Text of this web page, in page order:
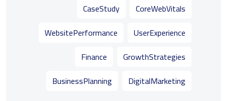
CaseStudy
CoreWebVitals
WebsitePerformance
UserExperience
Finance
GrowthStrategies
BusinessPlanning
DigitalMarketing